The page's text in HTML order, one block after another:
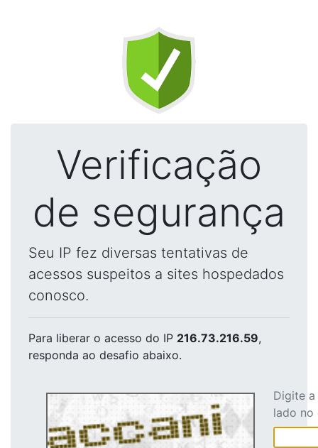
Verificação
de segurança
Seu IP fez diversas tentativas de
acessos suspeitos a sites hospedados
conosco.
Para liberar o acesso do IP 216.73.216.59,
responda ao desafio abaixo.
Digite
lado no